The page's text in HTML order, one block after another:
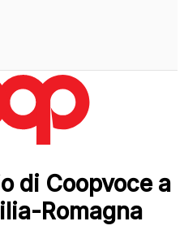
di Coopvoce a
Romagna